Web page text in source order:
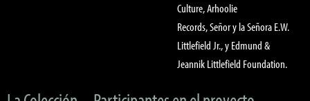
Culture, Arhoolie
Records, Señor y la Señora E.W.
Littlefield Jr., y Edmund &
Jeannik Littlefield Foundation.